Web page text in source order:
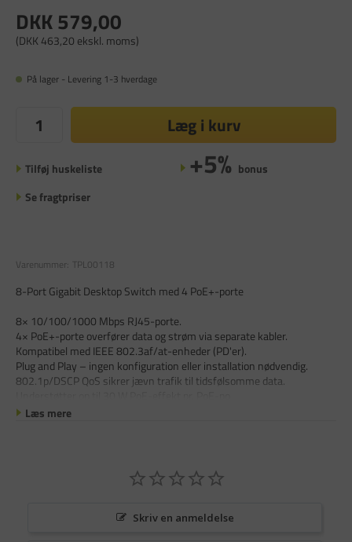
DKK 579,00
(DKK 463,20 ekskl. moms)
På lager - Levering 1-3 hverdage
Læg i kurv
Tilføj huskeliste +5% bonus
Se fragtpriser
Varenummer: TPL00118
8-Port Gigabit Desktop Switch med 4 PoE+-porte
8× 10/100/1000 Mbps RJ45-porte.
4× PoE+-porte overfører data og strøm via separate kabler.
Kompatibel med IEEE 802.3af/at-enheder (PD'er).
Plug and Play – ingen konfiguration eller installation nødvendig.
802.1p/DSCP QoS sikrer jævn trafik til tidsfølsomme data.
Læs mere
Skriv en anmeldelse